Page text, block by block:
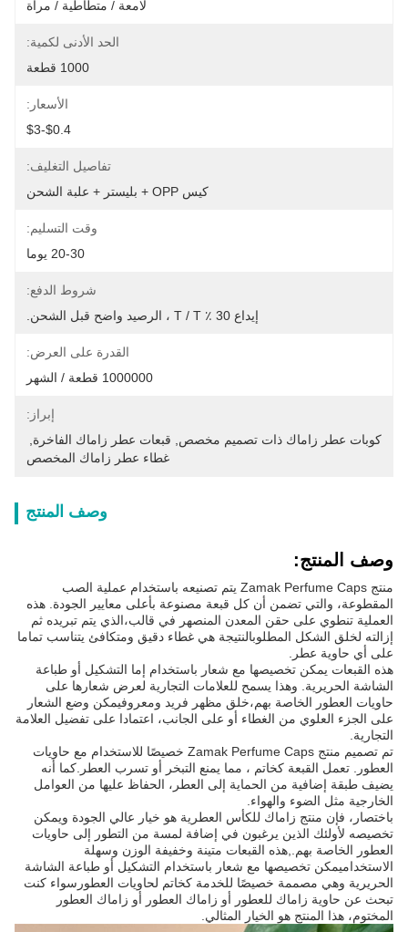
لامعة / متطاطية / مرآة
الحد الأدنى لكمية:
1000 قطعة
الأسعار:
$0.4-$3
تفاصيل التغليف:
كيس OPP + بليستر + علبة الشحن
وقت التسليم:
20-30 يوما
شروط الدفع:
إيداع 30 ٪ T / T ، الرصيد واضح قبل الشحن.
القدرة على العرض:
1000000 قطعة / الشهر
إبراز:
كوبات عطر زاماك ذات تصميم مخصص
قبعات عطر زاماك الفاخرة
غطاء عطر زاماك المخصص
وصف المنتج
وصف المنتج:
منتج Zamak Perfume Caps يتم تصنيعه باستخدام عملية الصب
المقطوعة، والتي تضمن أن كل قبعة مصنوعة بأعلى معايير الجودة. هذه
العملية تنطوي على حقن المعدن المنصهر في قالب،الذي يتم تبريده ثم
إزالته لخلق الشكل المطلوبالنتيجة هي غطاء دقيق ومتكافئ يتناسب تماما
على أي حاوية عطر.
هذه القبعات يمكن تخصيصها مع شعار باستخدام إما التشكيل أو طباعة
الشاشة الحريرية. وهذا يسمح للعلامات التجارية لعرض شعارها على
حاويات العطور الخاصة بهم،خلق مظهر فريد ومعروفيمكن وضع الشعار
على الجزء العلوي من الغطاء أو على الجانب، اعتمادا على تفضيل العلامة
التجارية.
تم تصميم منتج Zamak Perfume Caps خصيصًا للاستخدام مع حاويات
العطور. تعمل القبعة كخاتم ، مما يمنع التبخر أو تسرب العطر.كما أنه
يضيف طبقة إضافية من الحماية إلى العطر، الحفاظ عليها من العوامل
الخارجية مثل الضوء والهواء.
باختصار، فإن منتج زاماك للكأس العطرية هو خيار عالي الجودة ويمكن
تخصيصه لأولئك الذين يرغبون في إضافة لمسة من التطور إلى حاويات
العطور الخاصة بهم.,هذه القبعات متينة وخفيفة الوزن وسهلة
الاستخداميمكن تخصيصها مع شعار باستخدام التشكيل أو طباعة الشاشة
الحريرية وهي مصممة خصيصًا للخدمة كخاتم لحاويات العطورسواء كنت
تبحث عن حاوية زاماك للعطور أو زاماك العطور أو زاماك العطور
المختوم، هذا المنتج هو الخيار المثالي.